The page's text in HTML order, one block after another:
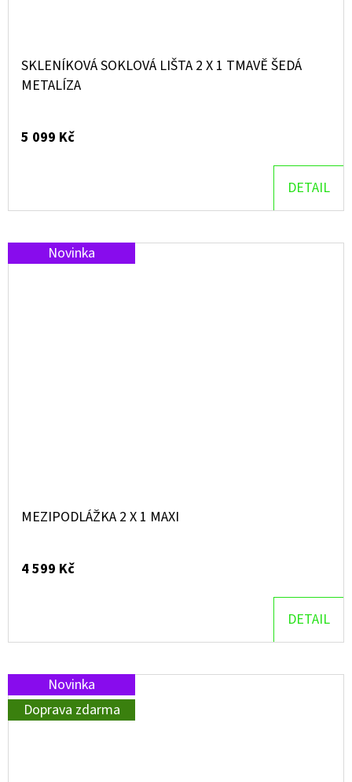
SKLENÍKOVÁ SOKLOVÁ LIŠTA 2 X 1 TMAVĚ ŠEDÁ
METALÍZA
5 099 Kč
DETAIL
Novinka
MEZIPODLÁŽKA 2 X 1 MAXI
4 599 Kč
DETAIL
Novinka
Doprava zdarma